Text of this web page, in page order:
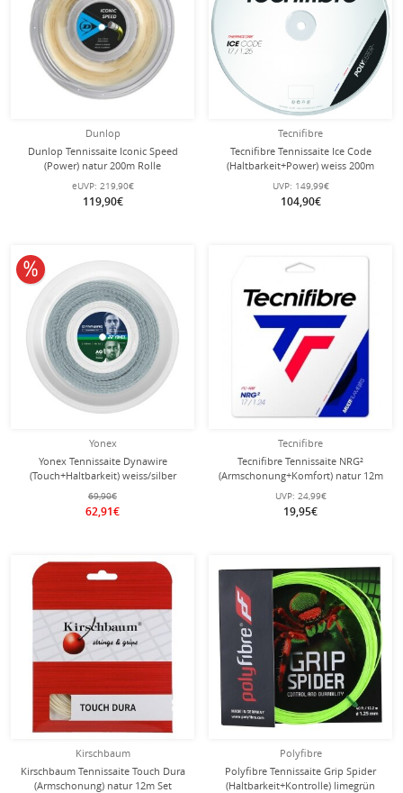
Dunlop
Dunlop Tennissaite Iconic Speed
(Power) natur 200m Rolle
eUVP: 219,90€
119,90€
Tecnifibre
Tecnifibre Tennissaite Ice Code
(Haltbarkeit+Power) weiss 200m
Rolle
UVP: 149,99€
104,90€
Yonex
Yonex Tennissaite Dynawire
(Touch+Haltbarkeit) weiss/silber
200m Rolle
69,90€
62,91€
10% reduziert
Tecnifibre
Tecnifibre Tennissaite NRG²
(Armschonung+Komfort) natur 12m
Set
UVP: 24,99€
19,95€
Kirschbaum
Kirschbaum Tennissaite Touch Dura
(Armschonung) natur 12m Set
Polyfibre
Polyfibre Tennissaite Grip Spider
(Haltbarkeit+Kontrolle) limegrün